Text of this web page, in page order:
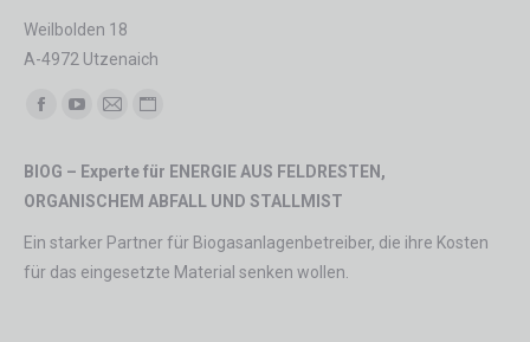
Weilbolden 18
A-4972 Utzenaich
Finden Sie uns auf:
Facebook
opens
in
new
window
YouTube
opens
in
new
window
E-
page
opens
in
new
Website
opens
in
new
window
BIOG – Experte für ENERGIE AUS FELDRESTEN,
ORGANISCHEM ABFALL UND STALLMIST
Ein starker Partner für Biogasanlagenbetreiber, die ihre Kosten
für das eingesetzte Material senken wollen.